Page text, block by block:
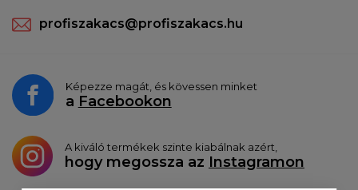
profiszakacs@profiszakacs.hu
Képezze magát, és kövessen minket
a Facebookon
A kiváló termékek szinte kiabálnak azért,
hogy megossza az Instagramon